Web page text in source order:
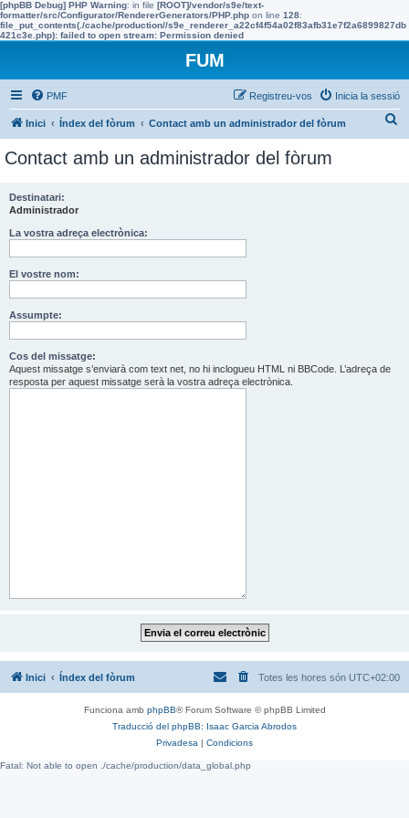
[phpBB Debug] PHP Warning: in file [ROOT]/vendor/s9e/text-
formatter/src/Configurator/RendererGenerators/PHP.php on line 128:
file_put_contents(./cache/production//s9e_renderer_a22cf4f54a02f83afb31e7f2a6899827db
421c3e.php): failed to open stream: Permission denied
FUM
PMF Inicia la sessió
Registreu-vos
Inici Índex del fòrum Contact amb un administrador del fòrum
Contact amb un administrador del fòrum
Destinatari:
Administrador
La vostra adreça electrònica:
El vostre nom:
Assumpte:
Cos del missatge:
Aquest missatge s’enviarà com text net, no hi inclogueu HTML ni BBCode. L’adreça de
resposta per aquest missatge serà la vostra adreça electrònica.
Inici Índex del fòrum Totes les hores són UTC+02:00
Funciona amb phpBB® Forum Software © phpBB Limited
Traducció del phpBB: Isaac Garcia Abrodos
Privadesa | Condicions
Fatal: Not able to open ./cache/production/data_global.php